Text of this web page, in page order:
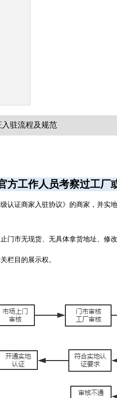
入驻流程及规范
方工作人员考察过工厂
认证商家入驻协议》的商家，并实
门市无现货、无具体拿货地址、修
栏目的展示权。